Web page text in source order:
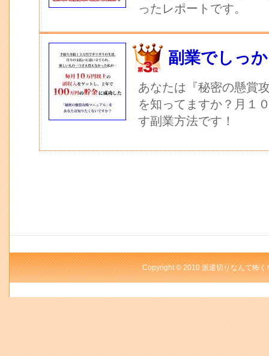
ったレポートです。
副業でしっ
あなたは『秘密の懸賞
を知ってますか？月１
す副業方法です！
Copyright © 2010 派遣切りなんて怖